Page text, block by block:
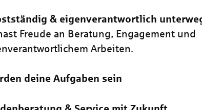
& eigenverantwortlich
Freude an Beratung, Engagement und
Arbeiten.
deine Aufgaben sein